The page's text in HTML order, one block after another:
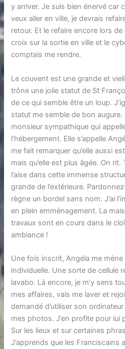
y arriver. Je suis bien énervé car
veux aller en ville, je devrais
retour. Et le refaire encore lors
croix sur la sortie en ville et le
comptais me rendre.
Le couvent est une grande et
trône une jolie statut de St
de ce qui semble être un loup.
statut me semble de bon augure.
monsieur sympathique qui
l’hébergement. Elle s’appelle
me fait remarquer qu’elle aussi
mais qu’elle est plus âgée. On rit.
l’aise dans cette immense
grande de l’extérieure.
règne un bordel sans nom. J’ai
en plein emménagement. La
travaux sont en cours dans le
ambiance !
Une fois inscrit, Angéla me
individuelle. Une sorte de cellule
lavabo. Là encore, je m’y sens
mes affaires, vais me laver et
demandé d’utiliser son
mes photos. J’en profite pour lui
Sur les lieux et sur certaines
J’apprends que les Franciscains